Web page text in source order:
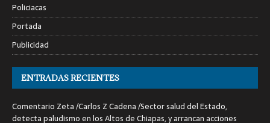
Policiacas
Portada
Publicidad
ENTRADAS RECIENTES
Comentario Zeta /Carlos Z Cadena /Sector salud del Estado,
detecta paludismo en los Altos de Chiapas, y arrancan acciones